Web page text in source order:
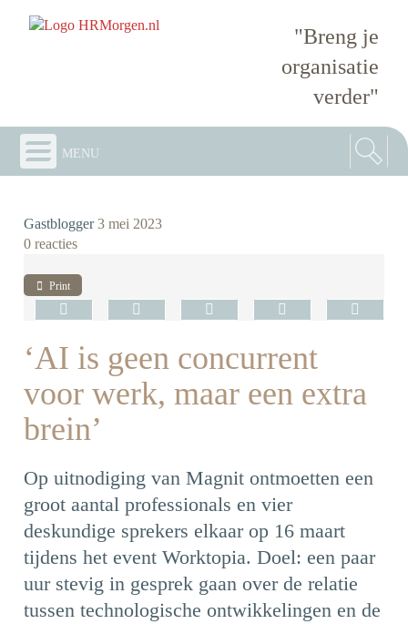
"Breng je
organisatie
verder"
menu
Gastblogger 3 mei 2023
0 reacties
Print
‘AI is geen concurrent
voor werk, maar een extra
brein’
Op uitnodiging van Magnit ontmoetten een
groot aantal professionals en vier
deskundige sprekers elkaar op 16 maart
tijdens het event Worktopia. Doel: een paar
uur stevig in gesprek gaan over de relatie
tussen technologische ontwikkelingen en de